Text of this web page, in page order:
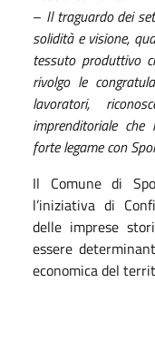
– Il traguardo dei
solidità e visione,
tessuto produttivo
rivolgo le
lavoratori,
imprenditoriale
forte legame con
Il Comune di
l’iniziativa di
delle imprese
essere
economica del